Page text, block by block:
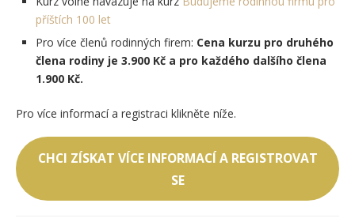
příštích 100 let
Pro více členů rodinných firem: Cena kurzu pro druhého
člena rodiny je 3.900 Kč a pro každého dalšího člena
1.900 Kč.
Pro více informací a registraci klikněte níže.
CHCI ZÍSKAT VÍCE INFORMACÍ A REGISTROVAT
SE